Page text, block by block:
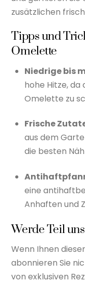
zusätzlichen
Tipps und
Omelette
Niedrige bis
hohe Hitze, da
Omelette zu
Frische
aus dem
die besten
eine
Anhaften und
Werde Teil
Wenn Ihnen
abonnieren Sie
von exklusiven